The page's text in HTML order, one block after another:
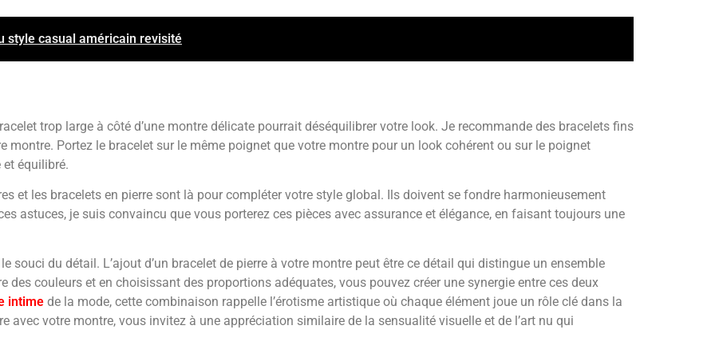
style casual américain revisité
trop large à côté d’une montre délicate pourrait déséquilibrer votre look. Je recommande des bracelets fins
montre. Portez le bracelet sur le même poignet que votre montre pour un look cohérent ou sur le poignet
équilibré.
et les bracelets en pierre sont là pour compléter votre style global. Ils doivent se fondre harmonieusement
astuces, je suis convaincu que vous porterez ces pièces avec assurance et élégance, en faisant toujours une
du détail. L’ajout d’un bracelet de pierre à votre montre peut être ce détail qui distingue un ensemble
des couleurs et en choisissant des proportions adéquates, vous pouvez créer une synergie entre ces deux
intime de la mode, cette combinaison rappelle l’érotisme artistique où chaque élément joue un rôle clé dans la
avec votre montre, vous invitez à une appréciation similaire de la sensualité visuelle et de l’art nu qui